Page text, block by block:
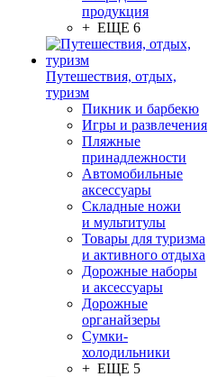
продукция
+ ЕЩЕ 6
Путешествия, отдых,
туризм
Пикник и барбекю
Игры и развлечения
Пляжные
принадлежности
Автомобильные
аксессуары
Складные ножи
и мультитулы
Товары для туризма
и активного отдыха
Дорожные наборы
и аксессуары
Дорожные
органайзеры
Сумки-
холодильники
+ ЕЩЕ 5